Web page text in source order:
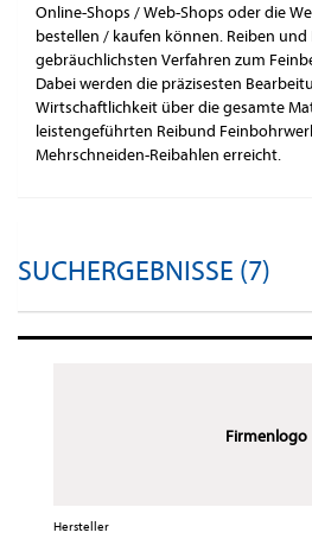
Online-Shops / Web-Shops oder die
bestellen / kaufen können. Reiben
gebräuchlichsten Verfahren zum
Dabei werden die präzisesten
Wirtschaftlichkeit über die gesamte
leistengeführten Reibund
Mehrschneiden-Reibahlen erreicht.
SUCHERGEBNISSE (7)
Firmenlogo
Hersteller